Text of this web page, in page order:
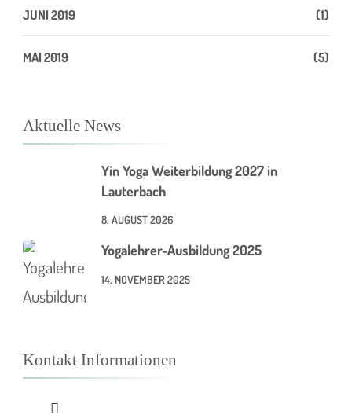
JUNI 2019 (1)
MAI 2019 (5)
Aktuelle News
Yin Yoga Weiterbildung 2027 in
Lauterbach
8. AUGUST 2026
Yogalehrer-Ausbildung 2025
14. NOVEMBER 2025
Kontakt Informationen